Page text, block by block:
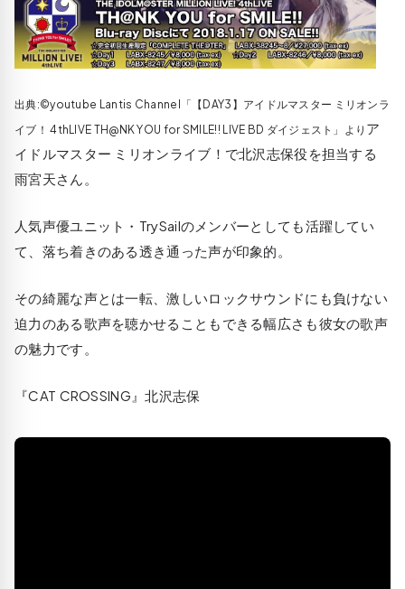
出典:©youtube Lantis Channel「【DAY3】アイドルマスター ミリオンラ
イブ！ 4thLIVE TH@NK YOU for SMILE!! LIVE BD ダイジェスト」より ア
イドルマスター ミリオンライブ！で北沢志保役を担当する
雨宮天さん。
人気声優ユニット・TrySailのメンバーとしても活躍してい
て、落ち着きのある透き通った声が印象的。
その綺麗な声とは一転、激しいロックサウンドにも負けない
迫力のある歌声を聴かせることもできる幅広さも彼女の歌声
の魅力です。
『CAT CROSSING』北沢志保